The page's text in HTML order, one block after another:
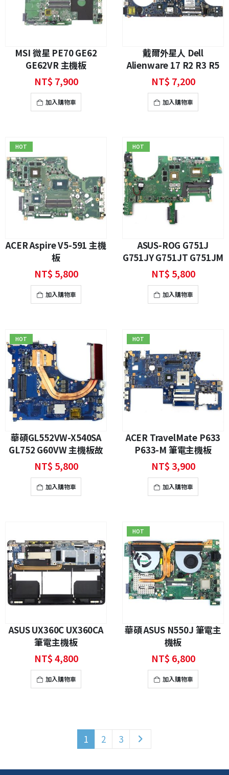
MSI 微星 PE70 GE62
GE62VR 主機板
NT$ 7,900
加入購物車
戴爾外星人 Dell
Alienware 17 R2 R3 R5
主機板
NT$ 7,200
加入購物車
HOT
ACER Aspire V5-591 主機
板
NT$ 5,800
加入購物車
HOT
ASUS-ROG G751J
G751JY G751JT G751JM
主機板維修
NT$ 5,800
加入購物車
HOT
華碩GL552VW-X540SA
GL752 G60VW 主機板故
障維修
NT$ 5,800
加入購物車
HOT
ACER TravelMate P633
P633-M 筆電主機板
NT$ 3,900
加入購物車
ASUS UX360C UX360CA
筆電主機板
NT$4,800
加入購物車
HOT
華碩 ASUS N550J 筆電主
機板
NT$ 6,800
加入購物車
1 2 3